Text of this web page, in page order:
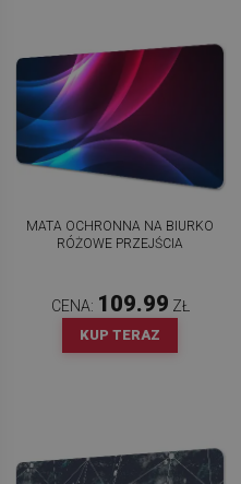
MATA OCHRONNA NA BIURKO
RÓŻOWE PRZEJŚCIA
CENA: 109.99 ZŁ
KUP TERAZ